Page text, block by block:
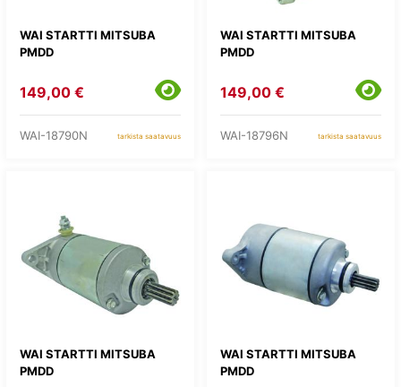
WAI STARTTI MITSUBA
PMDD
149,00 €
WAI-18790N tarkista saatavuus
WAI STARTTI MITSUBA
PMDD
149,00 €
WAI-18796N tarkista saatavuus
WAI STARTTI MITSUBA
PMDD
WAI STARTTI MITSUBA
PMDD